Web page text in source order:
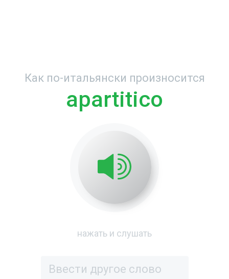
Как по-итальянски произносится
apartitico
нажать и слушать